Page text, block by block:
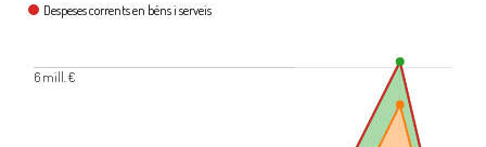
Despeses corrents en béns i serveis
6 mill. €